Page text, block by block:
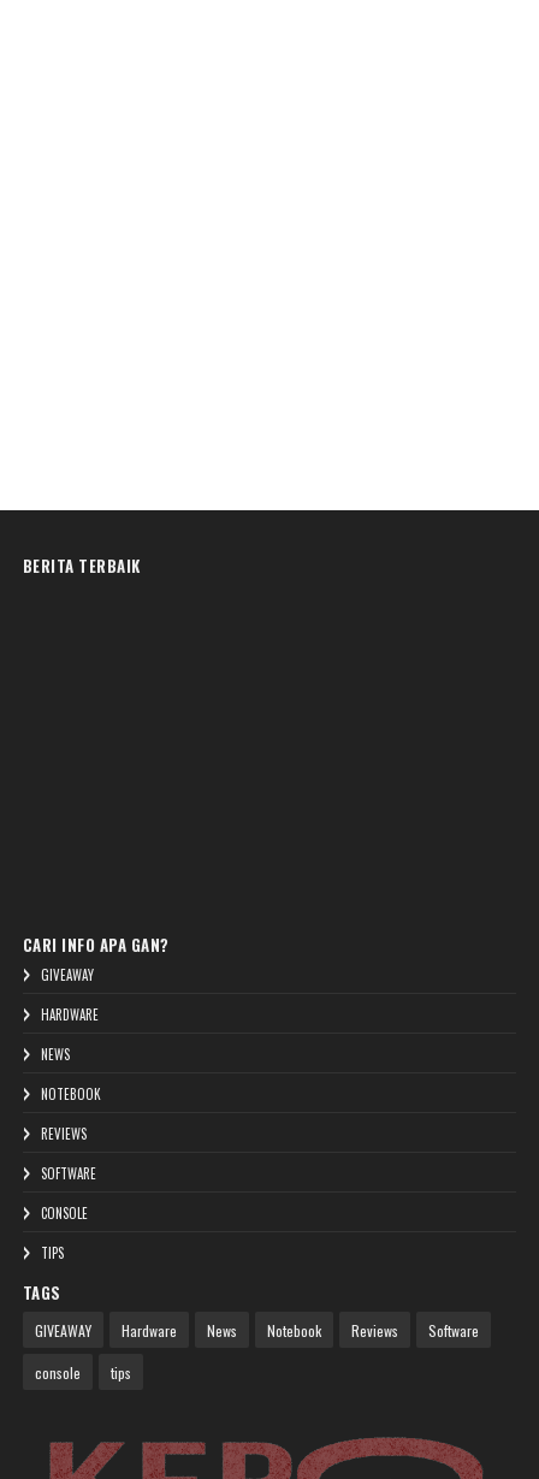
BERITA TERBAIK
CARI INFO APA GAN?
GIVEAWAY
HARDWARE
NEWS
NOTEBOOK
REVIEWS
SOFTWARE
CONSOLE
TIPS
TAGS
GIVEAWAY Hardware News Notebook Reviews Software
console tips